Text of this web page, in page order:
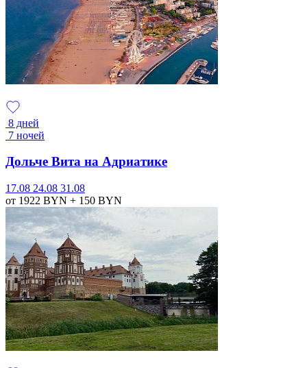
8 дней
7 ночей
Дольче Вита на Адриатике
17.08 24.08 31.08
от 1922 BYN + 150 BYN